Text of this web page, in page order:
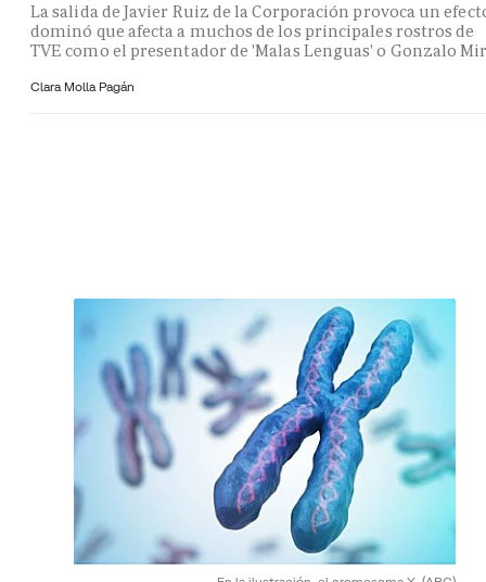
La salida de Javier Ruiz de la Corporación provoca un
dominó que afecta a muchos de los principales rostros de
TVE como el presentador de 'Malas Lenguas' o Gonzalo
Clara Molla Pagán